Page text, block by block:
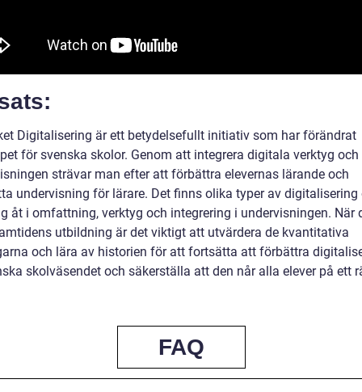
Digitalisering är ett betydelsefullt initiativ som har förändrat
för svenska skolor. Genom att integrera digitala verktyg och
strävar man efter att förbättra elevernas lärande och
undervisning för lärare. Det finns olika typer av digitalisering
åt i omfattning, verktyg och integrering i undervisningen. När
utbildning är det viktigt att utvärdera de kvantitativa
och lära av historien för att fortsätta att förbättra
skolväsendet och säkerställa att den når alla elever på ett
FAQ